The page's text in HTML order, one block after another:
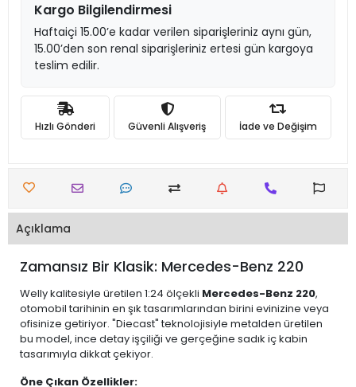
Kargo Bilgilendirmesi
Haftaiçi 15.00’e kadar verilen siparişleriniz aynı gün,
15.00’den son renal siparişleriniz ertesi gün kargoya
teslim edilir.
Hızlı Gönderi Güvenli Alışveriş İade ve Değişim
Açıklama
Zamansız Bir Klasik: Mercedes-Benz 220
Welly kalitesiyle üretilen 1:24 ölçekli Mercedes-Benz 220,
otomobil tarihinin en şık tasarımlarından birini evinizine veya
ofisinize getiriyor. "Diecast" teknolojisiyle metalden üretilen
bu model, ince detay işçiliği ve gerçeğine sadık iç kabin
tasarımıyla dikkat çekiyor.
Öne Çıkan Özellikler: